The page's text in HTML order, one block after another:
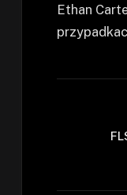
Ethan